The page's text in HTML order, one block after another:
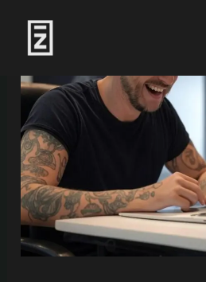
contenido